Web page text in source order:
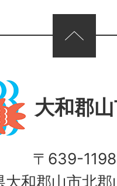
大和郡
〒639-1198
大和郡山市北